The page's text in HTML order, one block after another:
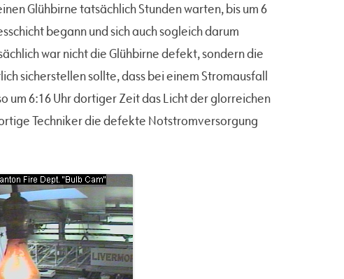
Glühbirne tatsächlich Stunden warten, bis um 6
begann und sich auch sogleich darum
war nicht die Glühbirne defekt, sondern die
sicherstellen sollte, dass bei einem Stromausfall
um 6:16 Uhr dortiger Zeit das Licht der glorreichen
Techniker die defekte Notstromversorgung